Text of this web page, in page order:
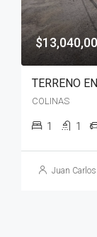
TERRENO
COLINAS
1 1
Juan